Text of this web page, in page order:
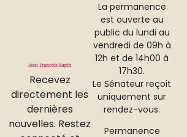
Recevez
directement les
dernières
nouvelles. Restez
La permanence
est ouverte au
public du lundi au
vendredi de 09h à
12h et de 14h00 à
17h30.
Le Sénateur reçoit
uniquement sur
rendez-vous.
Permanence